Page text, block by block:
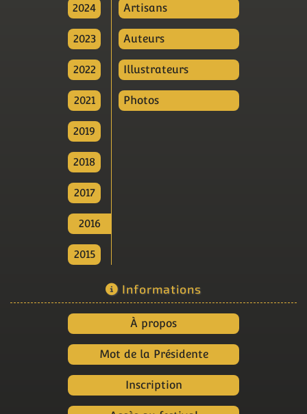
2024
2023
2022
2021
2019
2018
2017
2016
2015
Artisans
Auteurs
Illustrateurs
Photos
Informations
À propos
Mot de la Présidente
Inscription